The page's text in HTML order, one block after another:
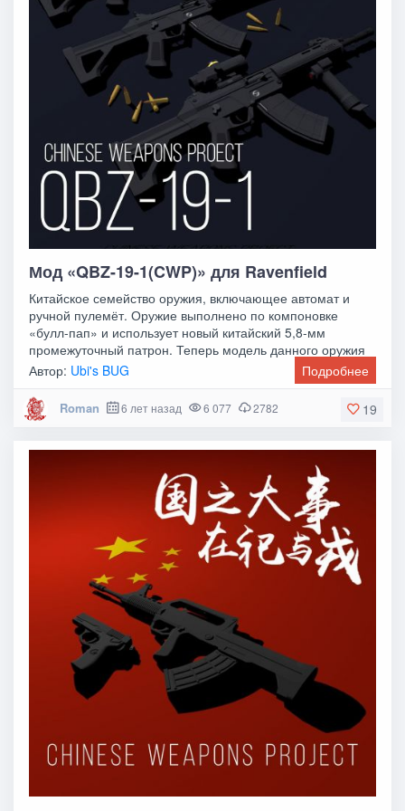
Мод «QBZ-19-1(CWP)» для Ravenfield
Китайское семейство оружия, включающее автомат и
ручной пулемёт. Оружие выполнено по компоновке
«булл-пап» и использует новый китайский 5,8-мм
промежуточный патрон. Теперь модель данного оружия
Автор: Ubi's BUG Подробнее
19
Roman 6 лет назад 6 077 2782